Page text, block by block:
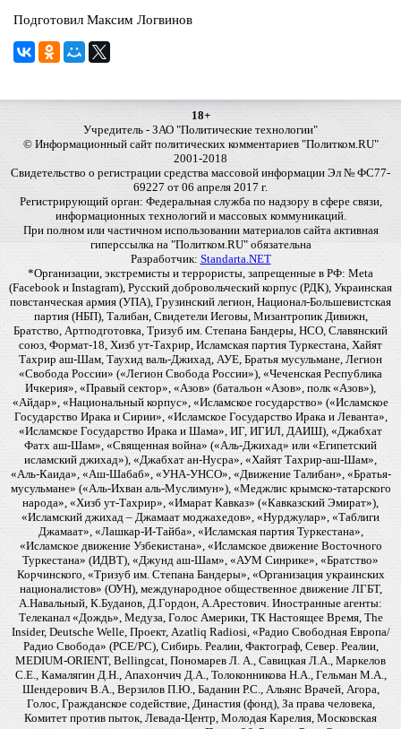
Подготовил Максим Логвинов
18+
Учредитель - ЗАО "Политические технологии"
© Информационный сайт политических комментариев "Политком.RU"
2001-2018
Свидетельство о регистрации средства массовой информации Эл № ФС77-
69227 от 06 апреля 2017 г.
Регистрирующий орган: Федеральная служба по надзору в сфере связи,
информационных технологий и массовых коммуникаций.
При полном или частичном использовании материалов сайта активная
гиперссылка на "Политком.RU" обязательна
Разработчик: Standarta.NET
*Организации, экстремисты и террористы, запрещенные в РФ: Meta
(Facebook и Instagram), Русский добровольческий корпус (РДК), Украинская
повстанческая армия (УПА), Грузинский легион, Национал-Большевистская
партия (НБП), Талибан, Свидетели Иеговы, Мизантропик Дивижн,
Братство, Артподготовка, Тризуб им. Степана Бандеры, НСО, Славянский
союз, Формат-18, Хизб ут-Тахрир, Исламская партия Туркестана, Хайят
Тахрир аш-Шам, Таухид валь-Джихад, АУЕ, Братья мусульмане, Легион
«Свобода России» («Легион Свобода России»), «Чеченская Республика
Ичкерия», «Правый сектор», «Азов» (батальон «Азов», полк «Азов»),
«Айдар», «Национальный корпус», «Исламское государство» («Исламское
Государство Ирака и Сирии», «Исламское Государство Ирака и Леванта»,
«Исламское Государство Ирака и Шама», ИГ, ИГИЛ, ДАИШ), «Джабхат
Фатх аш-Шам», «Священная война» («Аль-Джихад» или «Египетский
исламский джихад»), «Джабхат ан-Нусра», «Хайят Тахрир-аш-Шам»,
«Аль-Каида», «Аш-Шабаб», «УНА-УНСО», «Движение Талибан», «Братья-
мусульмане» («Аль-Ихван аль-Муслимун»), «Меджлис крымско-татарского
народа», «Хизб ут-Тахрир», «Имарат Кавказ» («Кавказский Эмират»),
«Исламский джихад – Джамаат моджахедов», «Нурджулар», «Таблиги
Джамаат», «Лашкар-И-Тайба», «Исламская партия Туркестана»,
«Исламское движение Узбекистана», «Исламское движение Восточного
Туркестана» (ИДВТ), «Джунд аш-Шам», «АУМ Синрике», «Братство»
Корчинского, «Тризуб им. Степана Бандеры», «Организация украинских
националистов» (ОУН), международное общественное движение ЛГБТ,
А.Навальный, К.Буданов, Д.Гордон, А.Арестович. Иностранные агенты:
Телеканал «Дождь», Медуза, Голос Америки, ТК Настоящее Время, The
Insider, Deutsche Welle, Проект, Azatliq Radiosi, «Радио Свободная Европа/
Радио Свобода» (PCE/PC), Сибирь. Реалии, Фактограф, Север. Реалии,
MEDIUM-ORIENT, Bellingcat, Пономарев Л. А., Савицкая Л.А., Маркелов
С.Е., Камалягин Д.Н., Апахончич Д.А., Толоконникова Н.А., Гельман М.А.,
Шендерович В.А., Верзилов П.Ю., Баданин Р.С., Альянс Врачей, Агора,
Голос, Гражданское содействие, Династия (фонд), За права человека,
Комитет против пыток, Левада-Центр, Молодая Карелия, Московская